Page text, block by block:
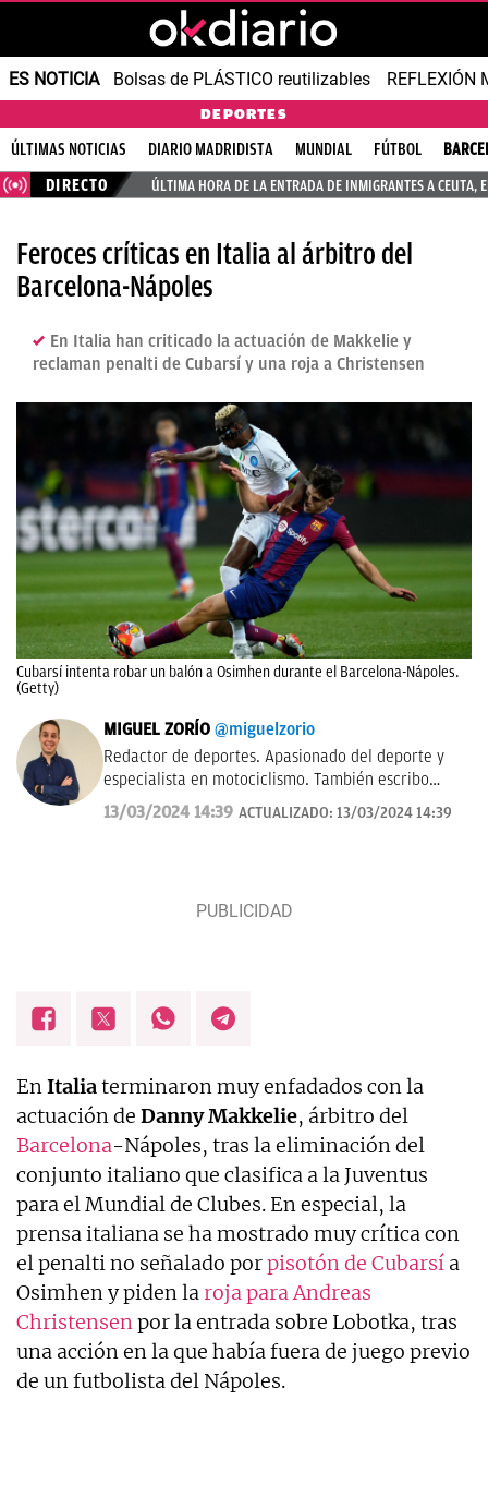
ES NOTICIA Bolsas de PLÁSTICO reutilizables REFLEXIÓN
DEPORTES
ÚLTIMAS NOTICIAS DIARIO MADRIDISTA MUNDIAL FÚTBOL
DIRECTO
ÚLTIMA HORA DE LA ENTRADA DE INMIGRANTES A CEUTA,
Feroces críticas en Italia al árbitro del
Barcelona-Nápoles
En Italia han criticado la actuación de Makkelie y
reclaman penalti de Cubarsí y una roja a Christensen
Cubarsí intenta robar un balón a Osimhen durante el Barcelona-Nápoles.
(Getty)
MIGUEL ZORÍO @miguelzorio
Redactor de deportes. Apasionado del deporte y
especialista en motociclismo. También escribo
sobre pádel y NFL.
13/03/2024 14:39 ACTUALIZADO: 13/03/2024 14:39
EnItaliaterminaron muy enfadados con la
actuación de Danny Makkelie, árbitro del
Barcelona-Nápoles, tras la eliminación del
conjunto italiano que clasifica a la Juventus
para el Mundial de Clubes. En especial, la
prensa italiana se ha mostrado muy crítica con
el penalti no señalado porpisotón de Cubarsí a
Osimhen y piden laroja para Andreas
Christensenpor la entrada sobre Lobotka, tras
una acción en la que había fuera de juego previo
de un futbolista del Nápoles.